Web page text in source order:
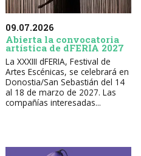
09.07.2026
Abierta la convocatoria
artística de dFERIA 2027
La XXXIII dFERIA, Festival de
Artes Escénicas, se celebrará en
Donostia/San Sebastián del 14
al 18 de marzo de 2027. Las
compañías interesadas...